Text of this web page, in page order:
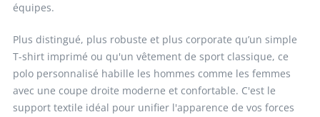
équipes.
Plus distingué, plus robuste et plus corporate qu’un simple
T-shirt imprimé ou qu'un vêtement de sport classique, ce
polo personnalisé habille les hommes comme les femmes
avec une coupe droite moderne et confortable. C'est le
support textile idéal pour unifier l'apparence de vos forces